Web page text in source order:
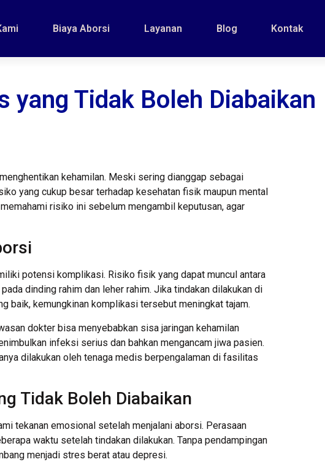
Biaya Aborsi Layanan Blog Kontak
yang Tidak Boleh Diabaikan
kehamilan. Meski sering dianggap sebagai
yang cukup besar terhadap kesehatan fisik maupun mental
risiko ini sebelum mengambil keputusan, agar
potensi komplikasi. Risiko fisik yang dapat muncul antara
dinding rahim dan leher rahim. Jika tindakan dilakukan di
baik, kemungkinan komplikasi tersebut meningkat tajam.
dokter bisa menyebabkan sisa jaringan kehamilan
infeksi serius dan bahkan mengancam jiwa pasien.
dilakukan oleh tenaga medis berpengalaman di fasilitas
Tidak Boleh Diabaikan
tekanan emosional setelah menjalani aborsi. Perasaan
waktu setelah tindakan dilakukan. Tanpa pendampingan
menjadi stres berat atau depresi.